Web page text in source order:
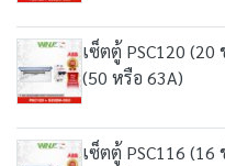
เซ็ตตู้ PSC120 (20
(50 หรือ 63A)
เซ็ตตู้ PSC116 (16